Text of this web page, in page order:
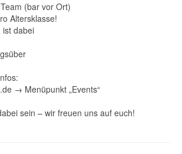
(bar vor Ort)
Altersklasse!
ist dabei
→ Menüpunkt „Events“
sein – wir freuen uns auf euch!